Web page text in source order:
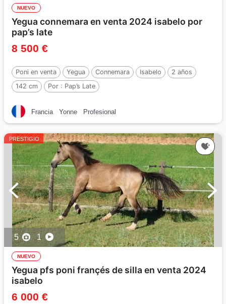
NUEVO
Yegua connemara en venta 2024 isabelo por
pap’s late
8 500 €
Poni en venta Yegua Connemara Isabelo
2 años
142 cm
Por : Pap’s Late
Francia Yonne Profesional
PRESTIGIO
5 1
NUEVO
Yegua pfs poni françés de silla en venta 2024
isabelo
6 000 €